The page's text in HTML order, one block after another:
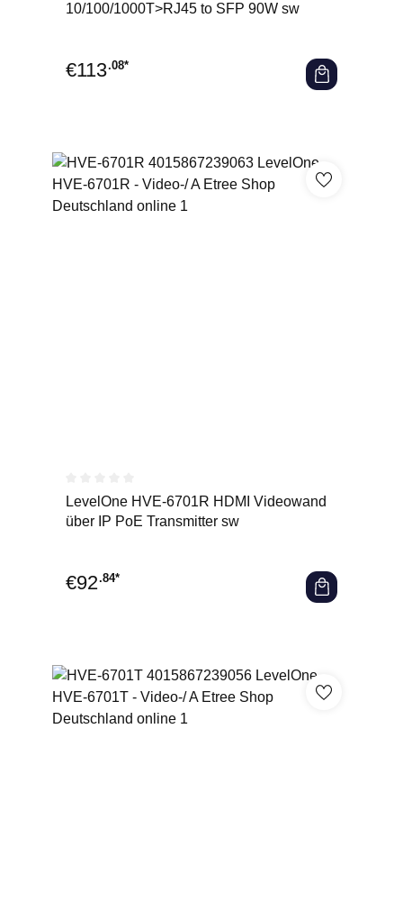
10/100/1000T>RJ45 to SFP 90W sw
€113.08*
Durchschnittliche Bewertung von 0 von 5 Sternen
LevelOne HVE-6701R HDMI Videowand
über IP PoE Transmitter sw
€92.84*